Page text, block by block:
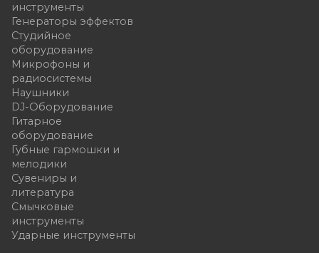
инструменты
Генераторы эффектов
Студийное
оборудование
Микрофоны и
радиосистемы
Наушники
DJ-Оборудование
Гитарное
оборудование
Губные гармошки и
мелодики
Сувениры и
литература
Смычковые
инструменты
Ударные инструменты